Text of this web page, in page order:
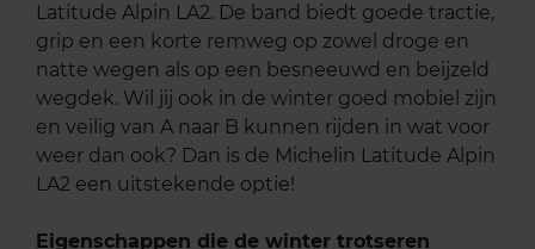
Latitude Alpin LA2. De band biedt goede tractie,
grip en een korte remweg op zowel droge en
natte wegen als op een besneeuwd en beijzeld
wegdek. Wil jij ook in de winter goed mobiel zijn
en veilig van A naar B kunnen rijden in wat voor
weer dan ook? Dan is de Michelin Latitude Alpin
LA2 een uitstekende optie!
Eigenschappen die de winter trotseren